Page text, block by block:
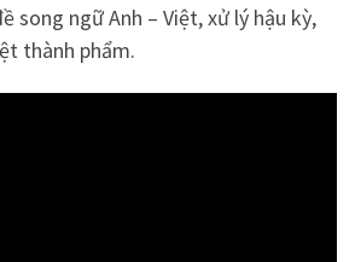
song ngữ Anh – Việt, xử lý hậu kỳ,
thành phẩm.